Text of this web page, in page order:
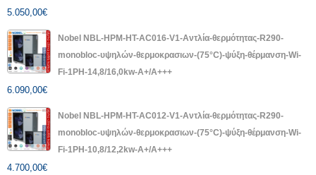
5.050,00€
Nobel NBL-HPM-HT-AC016-V1-Αντλία-θερμότητας-R290-
monobloc-υψηλών-θερμοκρασιων-(75°C)-ψύξη-θέρμανση-Wi-
Fi-1PH-14,8/16,0kw-A+/A+++
6.090,00€
Nobel NBL-HPM-HT-AC012-V1-Αντλία-θερμότητας-R290-
monobloc-υψηλών-θερμοκρασιων-(75°C)-ψύξη-θέρμανση-Wi-
Fi-1PH-10,8/12,2kw-A+/A+++
4.700,00€